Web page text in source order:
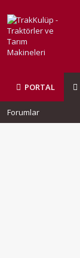
PORTAL
Forumlar